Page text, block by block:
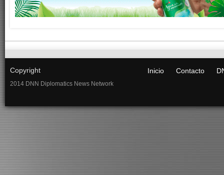
Copyright
2014 DNN Diplomatics News Network
Inicio Contacto